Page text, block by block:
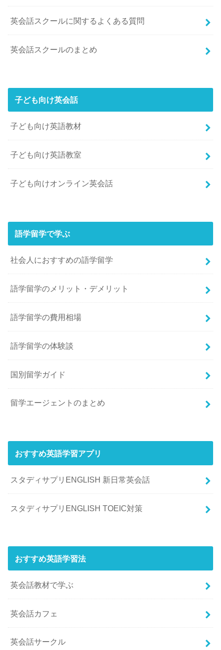
英会話スクールに関するよくある質問
英会話スクールのまとめ
子ども向け英会話
子ども向け英語教材
子ども向け英語教室
子ども向けオンライン英会話
語学留学で学ぶ
社会人におすすめの語学留学
語学留学のメリット・デメリット
語学留学の費用相場
語学留学の体験談
国別留学ガイド
留学エージェントのまとめ
おすすめ英語学習アプリ
スタディサプリENGLISH 新日常英会話
スタディサプリENGLISH TOEIC対策
おすすめ英語学習法
英会話教材で学ぶ
英会話カフェ
英会話サークル